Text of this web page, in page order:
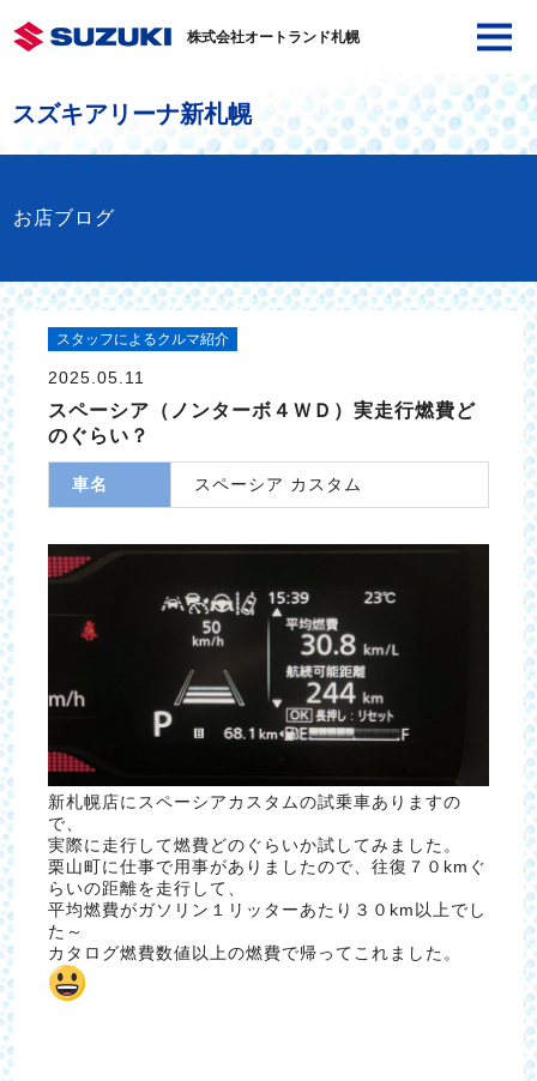
株式会社オートランド札幌
スズキアリーナ新札幌
お店ブログ
スタッフによるクルマ紹介
2025.05.11
スペーシア（ノンターボ４ＷＤ）実走行燃費ど
のぐらい？
車名 スペーシア カスタム
新札幌店にスペーシアカスタムの試乗車ありますの
で、
実際に走行して燃費どのぐらいか試してみました。
栗山町に仕事で用事がありましたので、往復７０kmぐ
らいの距離を走行して、
平均燃費がガソリン１リッターあたり３０km以上でし
た～
カタログ燃費数値以上の燃費で帰ってこれました。